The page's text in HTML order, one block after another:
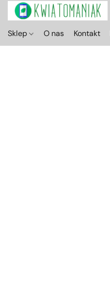
Sklep O nas Kontakt